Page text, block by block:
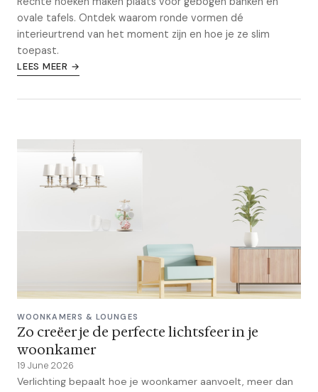
ovale tafels. Ontdek waarom ronde vormen dé
interieurtrend van het moment zijn en hoe je ze slim
toepast.
LEES MEER →
WOONKAMERS & LOUNGES
Zo creëer je de perfecte lichtsfeer in je
woonkamer
19 June 2026
Verlichting bepaalt hoe je woonkamer aanvoelt, meer dan